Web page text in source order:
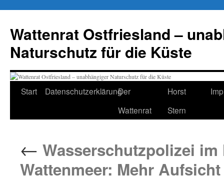
springen
Wattenrat Ostfriesland –
Naturschutz für die Küste
Start DatenschutzerklärungDer
Wattenrat
Horst
Stern
← Wasserschutzpolizei
Wattenmeer: Mehr